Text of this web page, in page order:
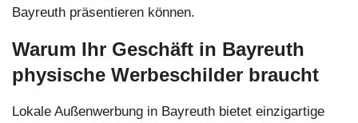
Bayreuth präsentieren können.
Warum Ihr Geschäft in Bayreuth
physische Werbeschilder braucht
Lokale Außenwerbung in Bayreuth bietet einzigartige